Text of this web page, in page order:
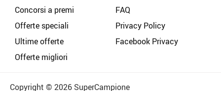
Concorsi a premi
Offerte speciali
Ultime offerte
Offerte migliori
FAQ
Privacy Policy
Facebook Privacy
Copyright © 2026 SuperCampione